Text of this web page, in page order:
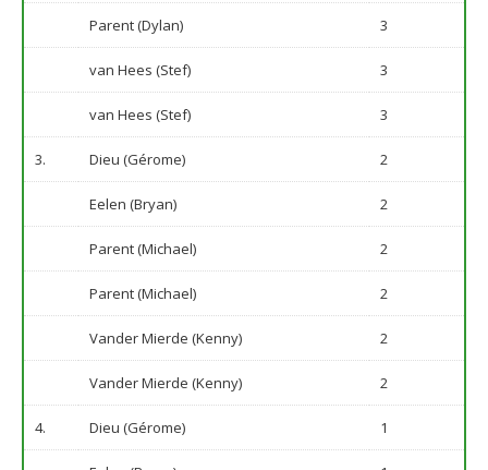
Parent (Dylan) 3
van Hees (Stef) 3
van Hees (Stef) 3
3. Dieu (Gérome) 2
Eelen (Bryan) 2
Parent (Michael) 2
Parent (Michael) 2
Vander Mierde (Kenny) 2
Vander Mierde (Kenny) 2
4. Dieu (Gérome) 1